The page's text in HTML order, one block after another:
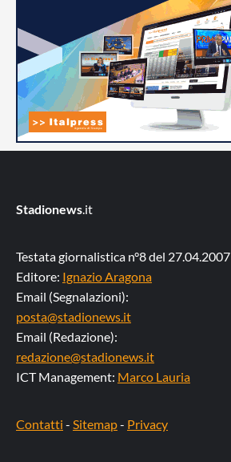
Stadionews.it
Testata giornalistica n°8 del 27.04.2007
Editore: Ignazio Aragona
Email (Segnalazioni):
posta@stadionews.it
Email (Redazione):
redazione@stadionews.it
ICT Management: Marco Lauria
Contatti - Sitemap- Privacy